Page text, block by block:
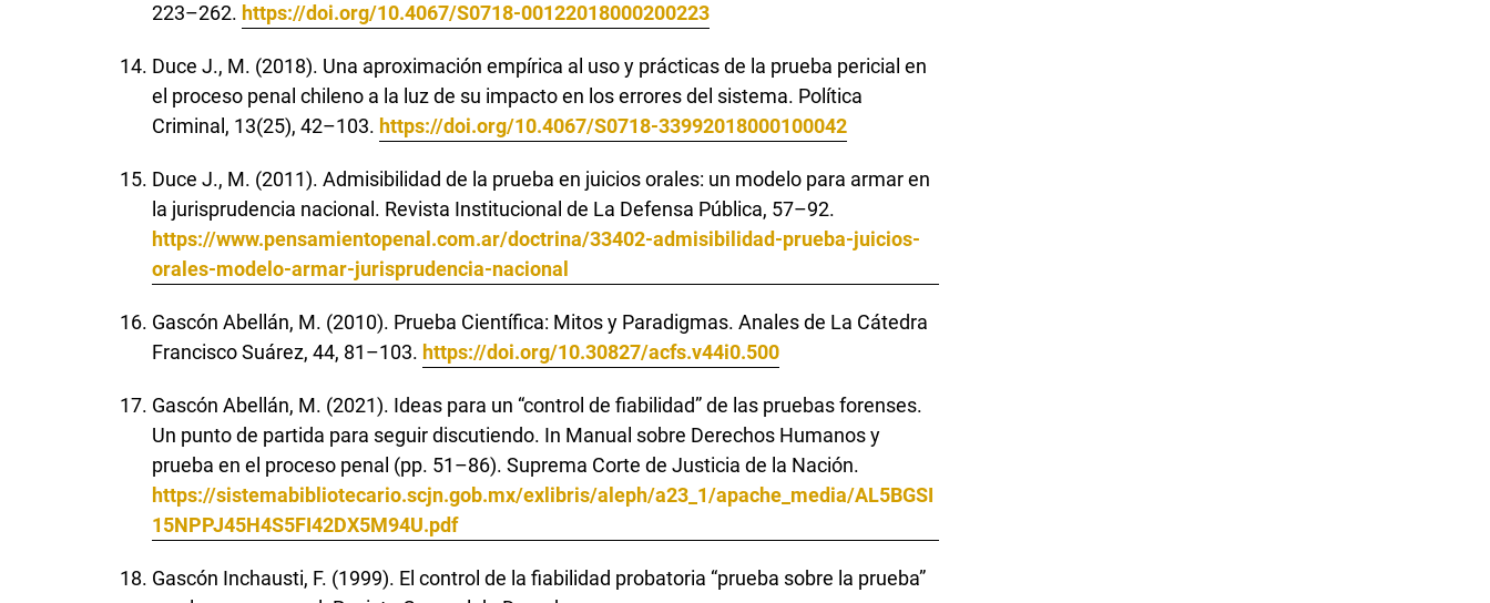
223–262. https://doi.org/10.4067/S0718-00122018000200223
Duce J., M. (2018). Una aproximación empírica al uso y prácticas de la prueba pericial en
el proceso penal chileno a la luz de su impacto en los errores del sistema. Política
Criminal, 13(25), 42–103. https://doi.org/10.4067/S0718-33992018000100042
Duce J., M. (2011). Admisibilidad de la prueba en juicios orales: un modelo para armar en
la jurisprudencia nacional. Revista Institucional de La Defensa Pública, 57–92.
https://www.pensamientopenal.com.ar/doctrina/33402-admisibilidad-prueba-juicios-
orales-modelo-armar-jurisprudencia-nacional
Gascón Abellán, M. (2010). Prueba Científica: Mitos y Paradigmas. Anales de La Cátedra
Francisco Suárez, 44, 81–103. https://doi.org/10.30827/acfs.v44i0.500
Gascón Abellán, M. (2021). Ideas para un “control de fiabilidad” de las pruebas forenses.
Un punto de partida para seguir discutiendo. In Manual sobre Derechos Humanos y
prueba en el proceso penal (pp. 51–86). Suprema Corte de Justicia de la Nación.
https://sistemabibliotecario.scjn.gob.mx/exlibris/aleph/a23_1/apache_media/AL5BGSI
15NPPJ45H4S5FI42DX5M94U.pdf
Gascón Inchausti, F. (1999). El control de la fiabilidad probatoria “prueba sobre la prueba”